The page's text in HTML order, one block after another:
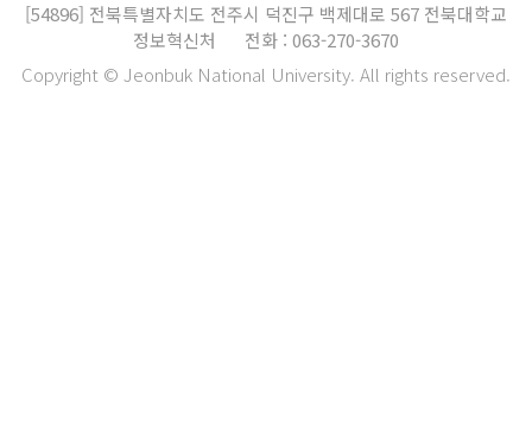
[54896] 전북특별자치도 전주시 덕진구 백제대로 567 전북대학교
정보혁신처
전화 : 063-270-3670
Copyright © Jeonbuk National University. All rights reserved.